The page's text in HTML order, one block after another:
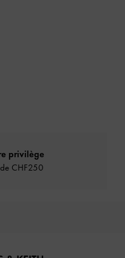
privilège
CHF250